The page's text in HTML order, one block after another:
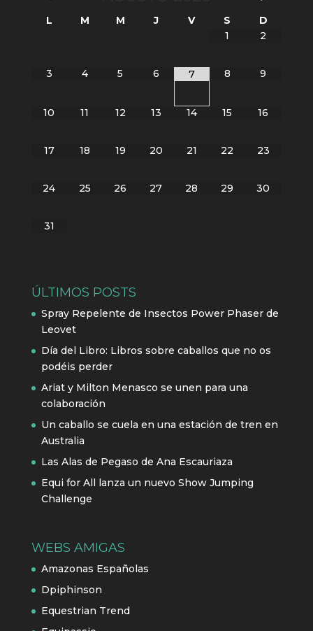
L M M J V S
D
1
2
3 4 5 6 7 8 9
10 11 12 13 14 15 16
17 18 19 20 21 22 23
24 25 26 27 28 29 30
31
ÚLTIMOS POSTS
Spray Repelente de Insectos Power Phaser de
Leovet
Día del Libro: Libros sobre caballos que no os
podéis perder
Ariat y Milton Menasco se unen para una
colaboración
Un caballo se cuela en una estación de tren en
Australia
Las Alas de Pegaso de Ana Escauriaza
Equi for All lanza un nuevo Show Jumping
Challenge
WEBS AMIGAS
Amazonas Españolas
Dpiphinson
Equestrian Trend